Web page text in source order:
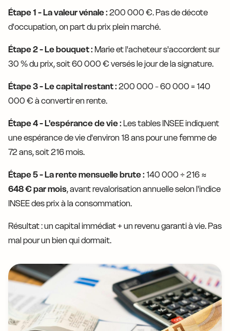
Étape 1 - La valeur vénale : 200 000 €. Pas de décote
d'occupation, on part du prix plein marché.
Étape 2 - Le bouquet : Marie et l'acheteur s'accordent sur
30 % du prix, soit 60 000 € versés le jour de la signature.
Étape 3 - Le capital restant : 200 000 - 60 000 = 140
000 € à convertir en rente.
Étape 4 - L'espérance de vie : Les tables INSEE indiquent
une espérance de vie d'environ 18 ans pour une femme de
72 ans, soit 216 mois.
Étape 5 - La rente mensuelle brute : 140 000 ÷ 216 ≈
648 € par mois, avant revalorisation annuelle selon l'indice
INSEE des prix à la consommation.
Résultat : un capital immédiat + un revenu garanti à vie. Pas
mal pour un bien qui dormait.